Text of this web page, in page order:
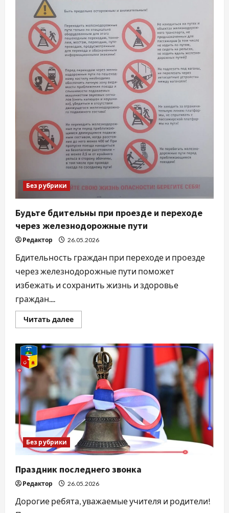
Без рубрики
Будьте бдительны при проезде и переходе
через железнодорожные пути
Редактор 26.05.2026
Бдительность граждан при переходе и проезде
через железнодорожные пути поможет
избежать и сохранить жизнь и здоровье
граждан....
Читать далееПрочитать
больше
бдительны
при
проезде
и
переходе
через
железнодорожные
пути
Без рубрики
Праздник последнего звонка
Редактор 26.05.2026
Дорогие ребята, уважаемые учителя и родители!